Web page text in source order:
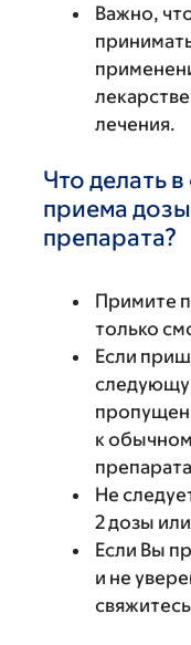
Важно,
лечения.
Что делать
приема
препарата?
Примите
только
Если
к
Не
2 дозы
Если Вы
и не